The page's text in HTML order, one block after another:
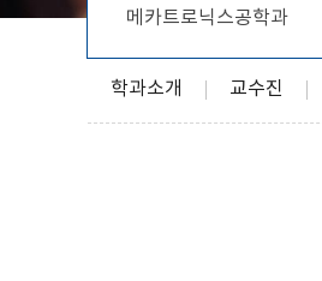
메카트로닉스공학과
학과소개 교수진